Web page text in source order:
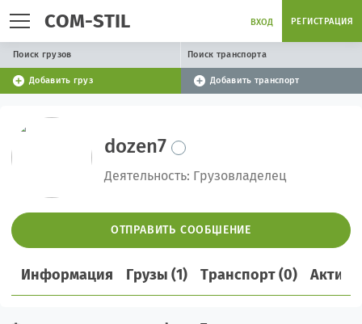
COM-STIL ВХОД РЕГИСТРАЦИЯ
Поиск грузов Поиск транспорта
Добавить груз Добавить транспорт
dozen7
Деятельность: Грузовладелец
ОТПРАВИТЬ СООБЩЕНИЕ
Информация Грузы (1) Транспорт (0)